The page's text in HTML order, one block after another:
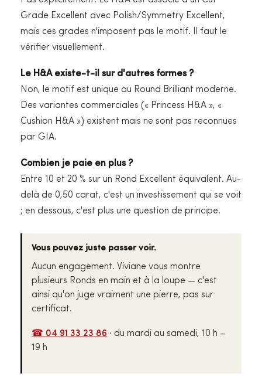
Grade Excellent avec Polish/Symmetry Excellent,
mais ces grades n'imposent pas le motif. Il faut le
vérifier visuellement.
Le H&A existe-t-il sur d'autres formes ?
Non, le motif est unique au Round Brilliant moderne.
Des variantes commerciales (« Princess H&A », «
Cushion H&A ») existent mais ne sont pas reconnues
par GIA.
Combien je paie en plus ?
Entre 10 et 20 % sur un Rond Excellent équivalent. Au-
delà de 0,50 carat, c'est un investissement qui se voit
; en dessous, c'est plus une question de principe.
Vous pouvez juste passer voir.
Aucun engagement. Viviane vous montre
plusieurs Ronds en main et à la loupe — c'est
ainsi qu'on juge vraiment une pierre, pas sur
certificat.
☎ 04 91 33 23 86 · du mardi au samedi, 10 h –
19 h